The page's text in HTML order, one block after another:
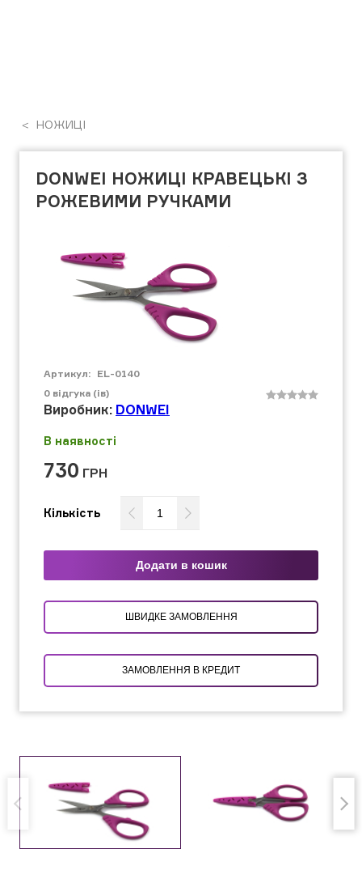
НОЖИЦІ
DONWEI НОЖИЦІ КРАВЕЦЬКІ З
РОЖЕВИМИ РУЧКАМИ
Артикул: EL-0140
0 відгука (ів)
Виробник: DONWEI
В наявності
730 ГРН
Кількість
Додати в кошик
ШВИДКЕ ЗАМОВЛЕННЯ
ЗАМОВЛЕННЯ В КРЕДИТ